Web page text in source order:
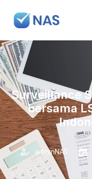
Surveillance
bersama
adminNAS